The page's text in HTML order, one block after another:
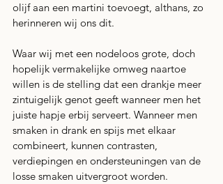
olijf aan een martini toevoegt, althans, zo
herinneren wij ons dit.
Waar wij met een nodeloos grote, doch
hopelijk vermakelijke omweg naartoe
willen is de stelling dat een drankje meer
zintuigelijk genot geeft wanneer men het
juiste hapje erbij serveert. Wanneer men
smaken in drank en spijs met elkaar
combineert, kunnen contrasten,
verdiepingen en ondersteuningen van de
losse smaken uitvergroot worden.